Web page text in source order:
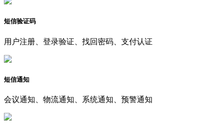
短信验证码
用户注册、登录验证、找回密码、支付认证
短信通知
会议通知、物流通知、系统通知、预警通知